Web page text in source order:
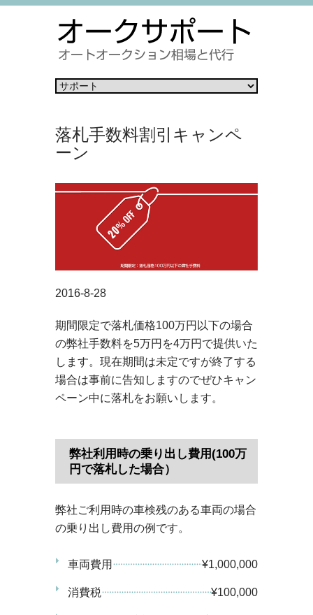
落札手数料割引キャンペ
ーン
2016-8-28
期間限定で落札価格100万円以下の場合
の弊社手数料を5万円を4万円で提供いた
します。現在期間は未定ですが終了する
場合は事前に告知しますのでぜひキャン
ペーン中に落札をお願いします。
弊社利用時の乗り出し費用(100万
円で落札した場合）
弊社ご利用時の車検残のある車両の場合
の乗り出し費用の例です。
車両費用 ¥1,000,000
消費税 ¥100,000